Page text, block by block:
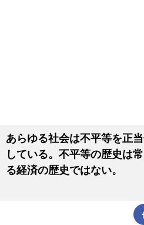
あらゆる社会は不平等を正
している。不平等の歴史は
る経済の歴史ではない。